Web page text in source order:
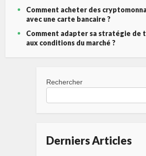
Comment acheter des
avec une carte bancaire ?
Comment adapter sa stratégie de
aux conditions du marché ?
Rechercher
Derniers Articles